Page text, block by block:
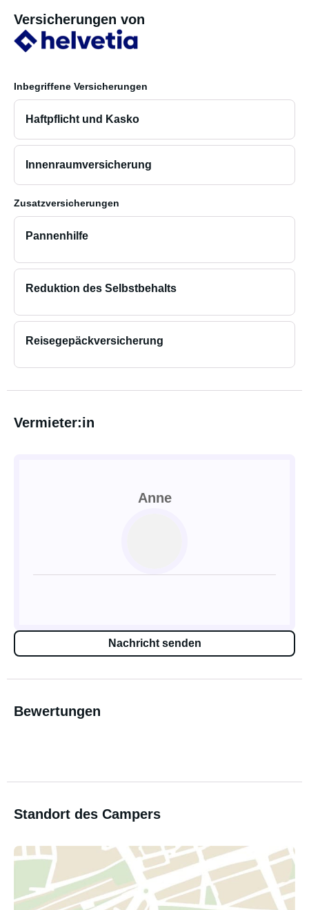
Versicherungen von
Inbegriffene Versicherungen
Haftpflicht und Kasko
Innenraumversicherung
Zusatzversicherungen
Pannenhilfe
Reduktion des Selbstbehalts
Reisegepäckversicherung
Vermieter:in
Anne
Nachricht senden
Bewertungen
Standort des Campers